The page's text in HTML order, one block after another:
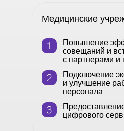
Медицинские
Повышение
совещаний и
с партнерами и
Подключение
и улучшение
персонала
цифрового